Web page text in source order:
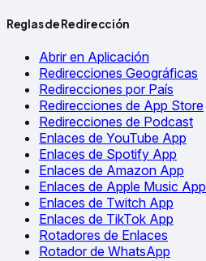
Reglas de Redirección
Abrir en Aplicación
Redirecciones Geográficas
Redirecciones por País
Redirecciones de App Store
Redirecciones de Podcast
Enlaces de YouTube App
Enlaces de Spotify App
Enlaces de Amazon App
Enlaces de Apple Music App
Enlaces de Twitch App
Enlaces de TikTok App
Rotadores de Enlaces
Rotador de WhatsApp